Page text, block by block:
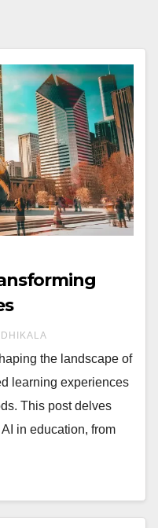
the landscape of
learning experiences
This post delves
in education, from